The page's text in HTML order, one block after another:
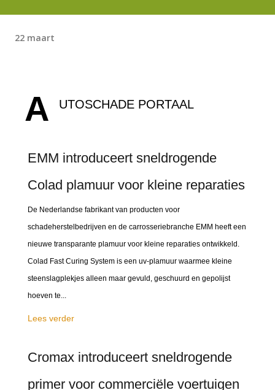
22 maart
A UTOSCHADE PORTAAL
EMM introduceert sneldrogende
Colad plamuur voor kleine reparaties
De Nederlandse fabrikant van producten voor
schadeherstelbedrijven en de carrosseriebranche EMM heeft een
nieuwe transparante plamuur voor kleine reparaties ontwikkeld.
Colad Fast Curing System is een uv-plamuur waarmee kleine
steenslagplekjes alleen maar gevuld, geschuurd en gepolijst
hoeven te...
Lees verder
Cromax introduceert sneldrogende
primer voor commerciële voertuigen